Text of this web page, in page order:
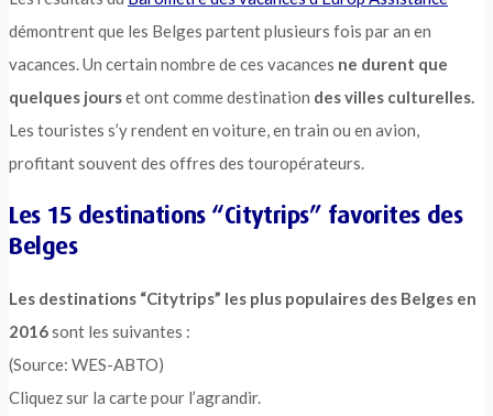
démontrent que les Belges partent plusieurs fois par an en
vacances. Un certain nombre de ces vacances ne durent que
quelques jourset ont comme destination des villes culturelles.
Les touristes s’y rendent en voiture, en train ou en avion,
profitant souvent des offres des touropérateurs.
Les 15 destinations “Citytrips” favorites des
Belges
Les destinations “Citytrips” les plus populaires des Belges en
2016sont les suivantes :
(Source: WES-ABTO)
Cliquez sur la carte pour l’agrandir.